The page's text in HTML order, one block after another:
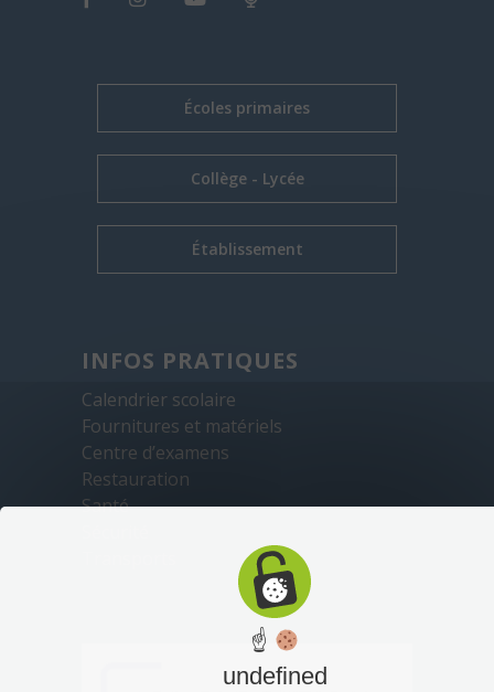
Écoles primaires
Collège - Lycée
Établissement
INFOS PRATIQUES
Calendrier scolaire
Fournitures et matériels
Centre d’examens
Restauration
Santé
☝
undefined